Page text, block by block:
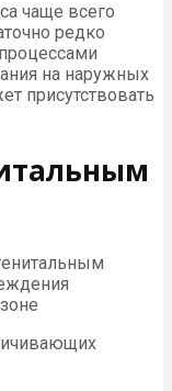
чаще всего
редко
на наружных
присутствовать